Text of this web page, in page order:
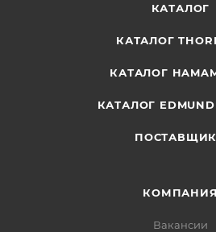
КАТАЛОГ
КАТАЛОГ
КАТАЛОГ
КАТАЛОГ EDMUND
КОМПАНИЯ
Вакансии